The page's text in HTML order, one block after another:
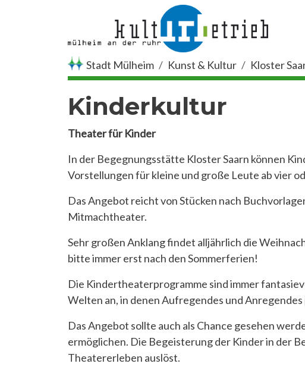
Stadt Mülheim Kunst & Kultur Kloster
Kinderkultur
Theater für Kinder
In der Begegnungsstätte Kloster Saarn können
Vorstellungen für kleine und große Leute ab vier
Das Angebot reicht von Stücken nach
Mitmachtheater.
Sehr großen Anklang findet alljährlich die
bitte immer erst nach den Sommerferien!
Die Kindertheaterprogramme sind immer
Welten an, in denen Aufregendes und
Das Angebot sollte auch als Chance gesehen
ermöglichen. Die Begeisterung der Kinder in der
Theatererleben auslöst.